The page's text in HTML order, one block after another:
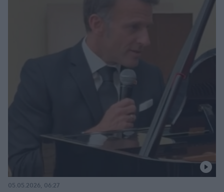
05.05.2026, 06:27